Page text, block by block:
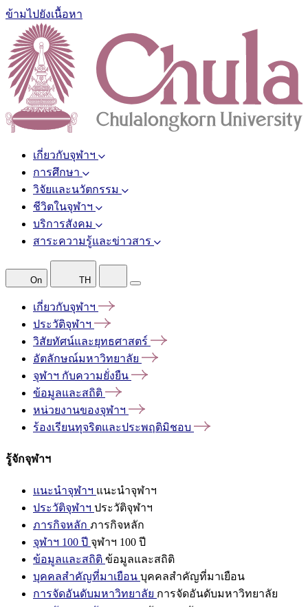
ข้ามไปยังเนื้อหา
เกี่ยวกับจุฬาฯ
การศึกษา
วิจัยและนวัตกรรม
ชีวิตในจุฬาฯ
บริการสังคม
สาระความรู้และข่าวสาร
On TH
เกี่ยวกับจุฬาฯ
ประวัติจุฬาฯ
วิสัยทัศน์และยุทธศาสตร์
อัตลักษณ์มหาวิทยาลัย
จุฬาฯ กับความยั่งยืน
ข้อมูลและสถิติ
หน่วยงานของจุฬาฯ
ร้องเรียนทุจริตและประพฤติมิชอบ
รู้จักจุฬาฯ
แนะนำจุฬาฯ แนะนำจุฬาฯ
ประวัติจุฬาฯ ประวัติจุฬาฯ
ภารกิจหลัก ภารกิจหลัก
จุฬาฯ 100 ปี จุฬาฯ 100 ปี
ข้อมูลและสถิติ ข้อมูลและสถิติ
บุคคลสำคัญที่มาเยือน บุคคลสำคัญที่มาเยือน
การจัดอันดับมหาวิทยาลัย การจัดอันดับมหาวิทยาลัย